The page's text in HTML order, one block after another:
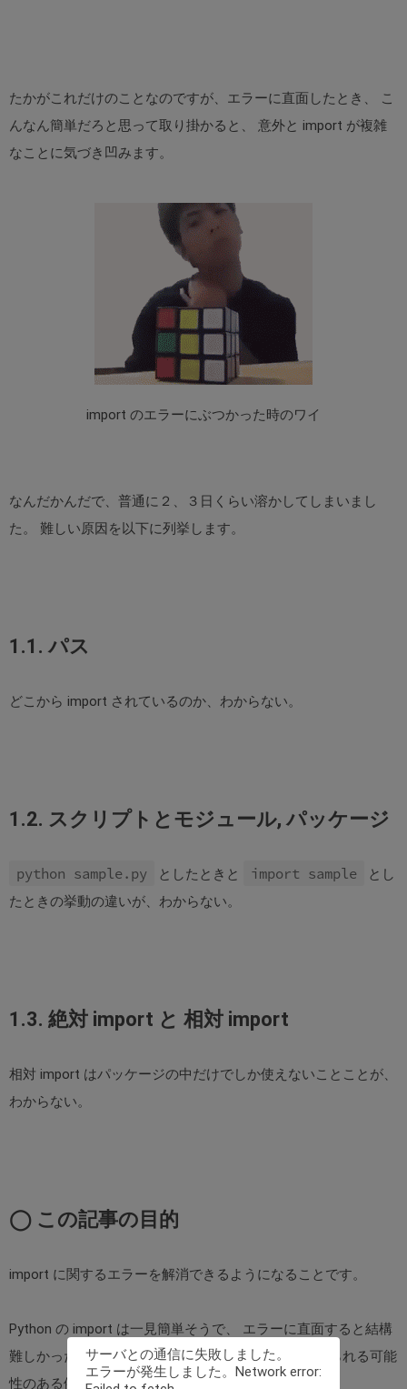
たかがこれだけのことなのですが、エラーに直面したとき、 こ
んなん簡単だろと思って取り掛かると、 意外と import が複雑
なことに気づき凹みます。
import のエラーにぶつかった時のワイ
なんだかんだで、普通に２、３日くらい溶かしてしまいまし
た。 難しい原因を以下に列挙します。
1.1. パス
どこから import されているのか、わからない。
1.2. スクリプトとモジュール, パッケージ
python sample.py としたときと import sample
とし
たときの挙動の違いが、わからない。
1.3. 絶対 import と 相対 import
相対 import はパッケージの中だけでしか使えないことことが、
わからない。
◯ この記事の目的
import に関するエラーを解消できるようになることです。
Python の import は一見簡単そうで、 エラーに直面すると結構
難しかったりします。 import を実行された時に投げられる可能
性のある例外は、 以下の４つです。
サーバとの通信に失敗しました。
エラーが発生しました。Network error: